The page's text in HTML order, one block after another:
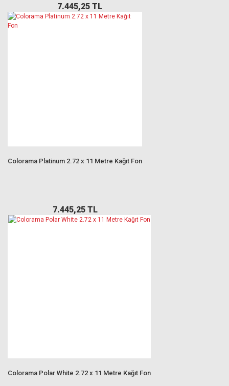
7.445,25 TL
Colorama Platinum 2.72 x 11 Metre Kağıt Fon
7.445,25 TL
Colorama Polar White 2.72 x 11 Metre Kağıt Fon